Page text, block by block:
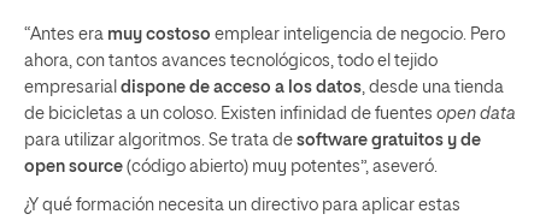
“Antes era muy costoso emplear inteligencia de negocio. Pero
ahora, con tantos avances tecnológicos, todo el tejido
empresarial dispone de acceso a los datos, desde una tienda
de bicicletas a un coloso. Existen infinidad de fuentes open data
para utilizar algoritmos. Se trata de software gratuitos y de
open source (código abierto) muy potentes”, aseveró.
¿Y qué formación necesita un directivo para aplicar estas